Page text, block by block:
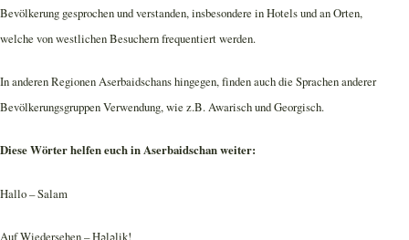
Bevölkerung gesprochen und verstanden, insbesondere in Hotels und an Orten,
welche von westlichen Besuchern frequentiert werden.
In anderen Regionen Aserbaidschans hingegen, finden auch die Sprachen anderer
Bevölkerungsgruppen Verwendung, wie z.B. Awarisch und Georgisch.
Diese Wörter helfen euch in Aserbaidschan weiter:
Hallo – Salam
Auf Wiedersehen – Hələlik!